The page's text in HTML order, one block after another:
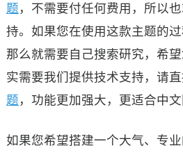
题 ，不需要付任何费用，所以
持。如果您在使用这款主题的过
那么就需要自己搜索研究，希
实需要我们提供技术支持，请
题 ，功能更加强大，更适合中文
如果您希望搭建一个大气、专业